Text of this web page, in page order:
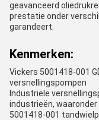
geavanceerd
prestatie onder
garandeert.
Kenmerken:
Vickers 5001418-001
versnellingspompen
Industriële
industrieën,
5001418-001